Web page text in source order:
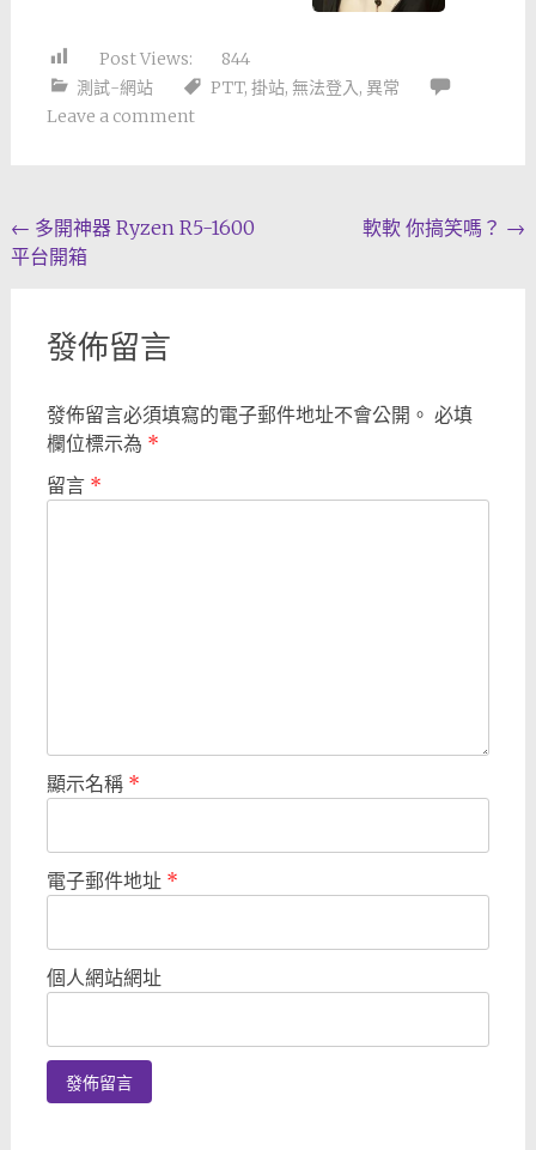
Post Views:
844
測試-網站
PTT, 掛站, 無法登入, 異常
Leave a comment
Post
navigation
← 多開神器 Ryzen R5-1600
平台開箱
軟軟 你搞笑嗎？ →
發佈留言
發佈留言必須填寫的電子郵件地址不會公開。 必填
欄位標示為 *
留言 *
顯示名稱 *
電子郵件地址 *
個人網站網址